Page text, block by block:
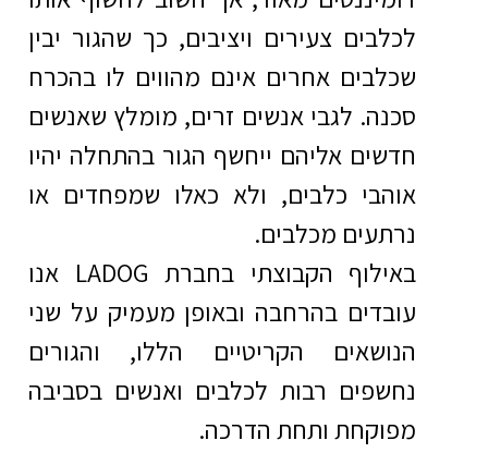
לכלבים צעירים ויציבים, כך שהגור יבין
שכלבים אחרים אינם מהווים לו בהכרח
סכנה. לגבי אנשים זרים, מומלץ שאנשים
חדשים אליהם ייחשף הגור בהתחלה יהיו
אוהבי כלבים, ולא כאלו שמפחדים או
נרתעים מכלבים.
באילוף הקבוצתי בחברת LADOG אנו
עובדים בהרחבה ובאופן מעמיק על שני
הנושאים הקריטיים הללו, והגורים
נחשפים רבות לכלבים ואנשים בסביבה
מפוקחת ותחת הדרכה.